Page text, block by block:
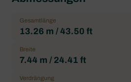
Gesamtlänge
13.26 m / 43.50 ft
Breite
7.44 m / 24.41 ft
Verdrängung